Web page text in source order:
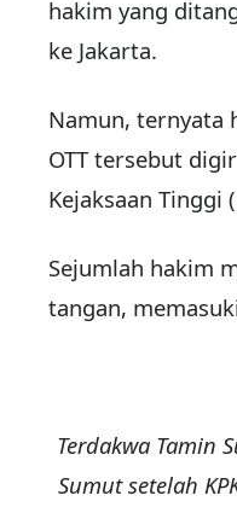
hakim yang
ke Jakarta.
Namun, ternyata
OTT tersebut
Kejaksaan Tinggi
Sejumlah hakim
tangan,
Terdakwa Tamin
Sumut setelah